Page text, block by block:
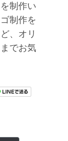
制作い
制作を
、オリ
でお気